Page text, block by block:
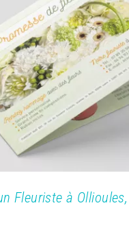
Fleuriste à
un marché ciblé
Communication des
Fleuriste à